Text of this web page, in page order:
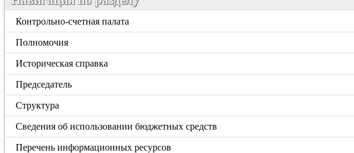
Контрольно-счетная палата
Полномочия
Историческая справка
Председатель
Структура
Сведения об использовании бюджетных средств
Перечень информационных ресурсов